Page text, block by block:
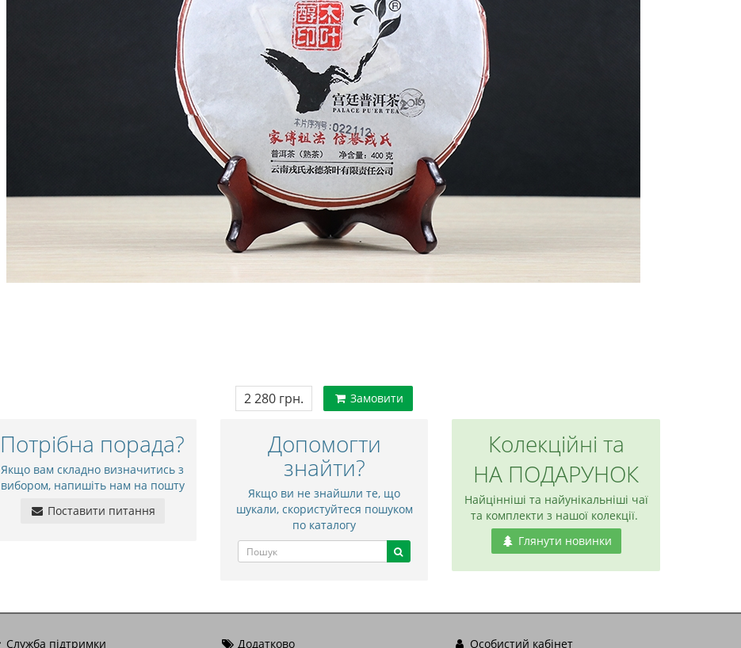
2 280 грн. Замовити
Потрібна порада?
Якщо вам складно визначитись з
вибором, напишіть нам на пошту
Поставити питання
Допомогти
знайти?
Якщо ви не знайшли те, що
шукали, скористуйтеся пошуком
по каталогу
Колекційні та
НА ПОДАРУНОК
Найцінніші та найунікальніші чаї
та комплекти з нашої колекції.
Глянути новинки
Служба підтримки Додатково Особистий кабінет